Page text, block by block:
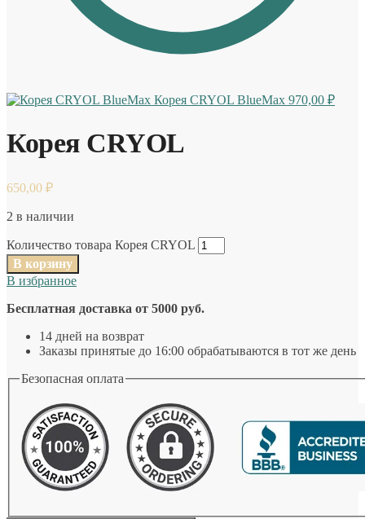
Корея CRYOL BlueMax 970,00 ₽
Корея CRYOL
650,00 ₽
2 в наличии
Количество товара Корея CRYOL
В корзину
В избранное
Бесплатная доставка от 5000 руб.
14 дней на возврат
Заказы принятые до 16:00 обрабатываются в тот же день
Безопасная оплата